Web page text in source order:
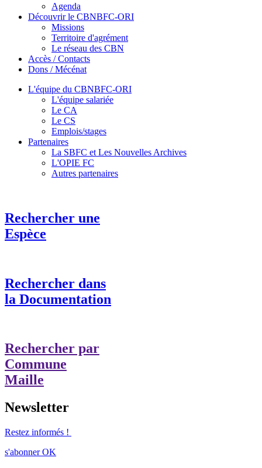
Agenda
Découvrir le CBNBFC-ORI
Missions
Territoire d'agrément
Le réseau des CBN
Accès / Contacts
Dons / Mécénat
L'équipe du CBNBFC-ORI
L'équipe salariée
Le CA
Le CS
Emplois/stages
Partenaires
La SBFC et Les Nouvelles Archives
L'OPIE FC
Autres partenaires
Rechercher une
Espèce
Rechercher dans
la Documentation
Rechercher par
Commune
Maille
Newsletter
Restez informés !
s'abonner OK